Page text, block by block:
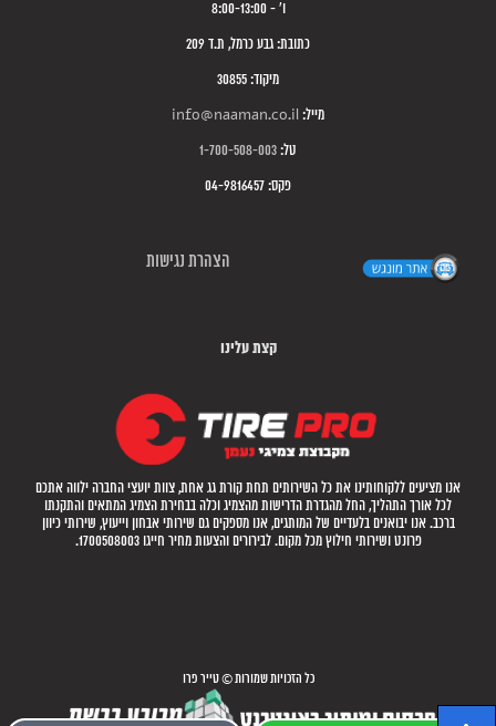
ו' - 8:00-13:00
כתובת: גבע כרמל, ת.ד 209
מיקוד: 30855
מייל: info@naaman.co.il
טל: 1-700-508-003
פקס: 04-9816457
הצהרת נגישות
קצת עלינו
אנו מציעים ללקוחותינו את כל השירותים תחת קורת גג אחת, צוות יועצי החברה ילווה אתכם
לכל אורך התהליך, החל מהגדרת הדרישות מהצמיג וכלה בבחירת הצמיג המתאים והתקנתו
ברכב. אנו יבואנים בלעדיים של המותגים, אנו מספקים גם שירותי אבחון וייעוץ, שירותי כיוון
פרונט ושירותי חילוץ מכל מקום. לבירורים והצעות מחיר חייגו 1700508003.
כל הזכויות שמורות © טייר פרו